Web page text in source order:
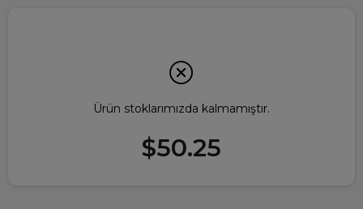
Ürün stoklarımızda kalmamıştır.
$50.25